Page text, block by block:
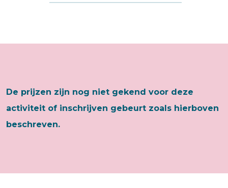
De prijzen zijn nog niet gekend voor deze
activiteit of inschrijven gebeurt zoals hierboven
beschreven.